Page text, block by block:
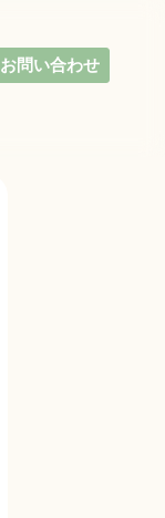
お問い合わせ